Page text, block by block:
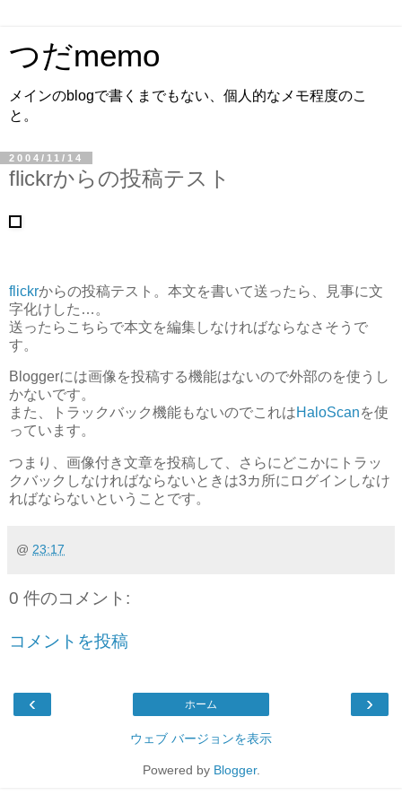
つだmemo
メインのblogで書くまでもない、個人的なメモ程度のこ
と。
2004/11/14
flickrからの投稿テスト
flickrからの投稿テスト。本文を書いて送ったら、見事に文
字化けした…。
送ったらこちらで本文を編集しなければならなさそうで
す。
Bloggerには画像を投稿する機能はないので外部のを使うし
かないです。
また、トラックバック機能もないのでこれはHaloScanを使
っています。
つまり、画像付き文章を投稿して、さらにどこかにトラッ
クバックしなければならないときは3カ所にログインしなけ
ればならないということです。
@ 23:17
0 件のコメント:
コメントを投稿
‹ ›
ホーム
ウェブ バージョンを表示
Powered by Blogger.